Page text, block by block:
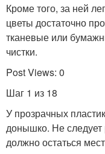
Кроме того, за ней
цветы достаточно
тканевые или
чистки.
Post Views: 0
Шаг 1 из 18
У прозрачных
донышко. Не следует
должно остаться